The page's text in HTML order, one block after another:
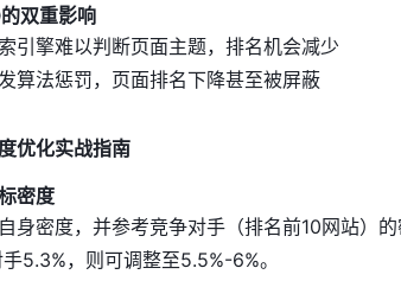
双重影响
引擎难以判断页面主题，排名机会减少
算法惩罚，页面排名下降甚至被屏蔽
优化实战指南
密度
身密度，并参考竞争对手（排名前10网站）
5.3%，则可调整至5.5%-6%。